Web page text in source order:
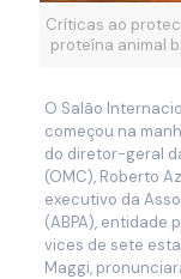
Críticas ao
proteína animal
O Salão
começou na
do diretor-geral
(OMC), Roberto
executivo da
(ABPA), entidade
vices de sete
Maggi,